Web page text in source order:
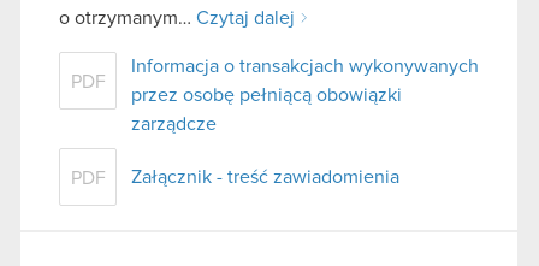
o otrzymanym… Czytaj dalej
PDF
Informacja o transakcjach wykonywanych
przez osobę pełniącą obowiązki
zarządcze
PDF Załącznik - treść zawiadomienia